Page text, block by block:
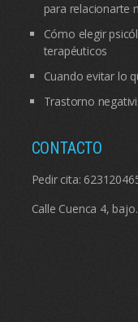
para relacionarte
Cómo elegir
terapéuticos
Cuando evitar lo
Trastorno
CONTACTO
Pedir cita:
Calle Cuenca 4,